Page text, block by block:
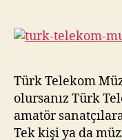
Türk Telekom
olursanız Türk
amatör
Tek kişi ya da